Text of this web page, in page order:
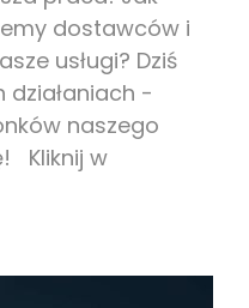
dostawców i
usługi? Dziś
-
naszego
Kliknij w